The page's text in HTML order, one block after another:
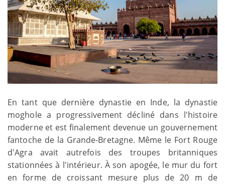
En tant que dernière dynastie en Inde, la dynastie
moghole a progressivement décliné dans l'histoire
moderne et est finalement devenue un gouvernement
fantoche de la Grande-Bretagne. Même le Fort Rouge
d'Agra avait autrefois des troupes britanniques
stationnées à l'intérieur. À son apogée, le mur du fort
en forme de croissant mesure plus de 20 m de